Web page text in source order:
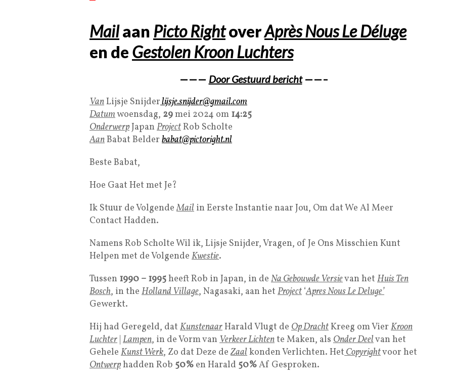
Mailaan Picto RightoverAprès Nous Le Déluge
en de Gestolen Kroon Luchters
——— Door Gestuurd bericht——–
VanLijsje Snijderlijsje.snijder@gmail.com
Datumwoensdag, 29mei 2024 om 14:25
OnderwerpJapan ProjectRob Scholte
AanBabat Belder babat@pictoright.nl
Beste Babat,
Hoe Gaat Het met Je?
Ik Stuur de VolgendeMail in Eerste Instantie naar Jou, Om dat We Al Meer
Contact Hadden.
Namens Rob Scholte Wil ik, Lijsje Snijder, Vragen, of Je Ons Misschien Kunt
Helpen met de Volgende Kwestie.
Tussen 1990 – 1995heeft Rob in Japan, in de Na Gebouwde Versievan het Huis Ten
Bosch, in the Holland Village, Nagasaki, aan het Project ‘Apres Nous Le Deluge’
Gewerkt.
Hij had Geregeld, dat KunstenaarHarald Vlugt de Op DrachtKreeg om Vier Kroon
Luchter Lampen, in de Vorm van Verkeer Lichtente Maken, als Onder Deelvan het
Gehele Kunst Werk, Zo dat Deze deZaalkonden Verlichten. HetCopyrightvoor het
Ontwerphadden Rob 50% en Harald 50%Af Gesproken.